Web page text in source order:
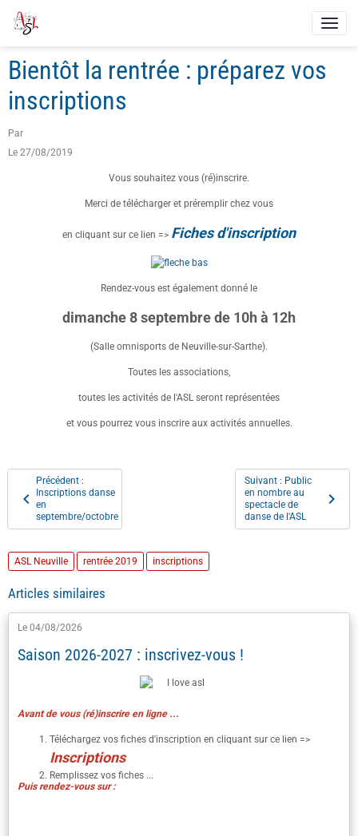
Bientôt la rentrée : préparez vos
inscriptions
Par
Le 27/08/2019
Vous souhaitez vous (ré)inscrire.
Merci de télécharger et préremplir chez vous
en cliquant sur ce lien => Fiches d'inscription
Rendez-vous est également donné le
dimanche 8 septembre de 10h à 12h
(Salle omnisports de Neuville-sur-Sarthe).
Toutes les associations,
toutes les activités de l'ASL seront représentées
et vous pourrez vous inscrire aux activités annuelles.
Précédent :
Inscriptions danse
en
septembre/octobre
Suivant : Public
en nombre au
spectacle de
danse de l'ASL
ASL Neuville rentrée 2019 inscriptions
Articles similaires
Le 04/08/2026
Saison 2026-2027 : inscrivez-vous !
Avant de vous (ré)inscrire en ligne ...
Téléchargez vos fiches d'inscription en cliquant sur ce lien =>
Inscriptions
Remplissez vos fiches ...
Puis rendez-vous sur :